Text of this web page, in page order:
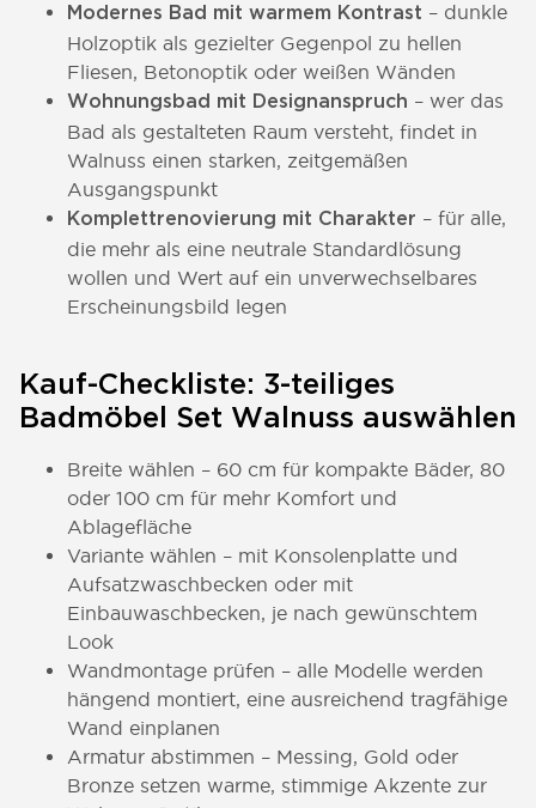
Modernes Bad mit warmem Kontrast – dunkle
Holzoptik als gezielter Gegenpol zu hellen
Fliesen, Betonoptik oder weißen Wänden
Wohnungsbad mit Designanspruch – wer das
Bad als gestalteten Raum versteht, findet in
Walnuss einen starken, zeitgemäßen
Ausgangspunkt
Komplettrenovierung mit Charakter – für alle,
die mehr als eine neutrale Standardlösung
wollen und Wert auf ein unverwechselbares
Erscheinungsbild legen
Kauf-Checkliste: 3-teiliges
Badmöbel Set Walnuss auswählen
Breite wählen – 60 cm für kompakte Bäder, 80
oder 100 cm für mehr Komfort und
Ablagefläche
Variante wählen – mit Konsolenplatte und
Aufsatzwaschbecken oder mit
Einbauwaschbecken, je nach gewünschtem
Look
Wandmontage prüfen – alle Modelle werden
hängend montiert, eine ausreichend tragfähige
Wand einplanen
Armatur abstimmen – Messing, Gold oder
Bronze setzen warme, stimmige Akzente zur